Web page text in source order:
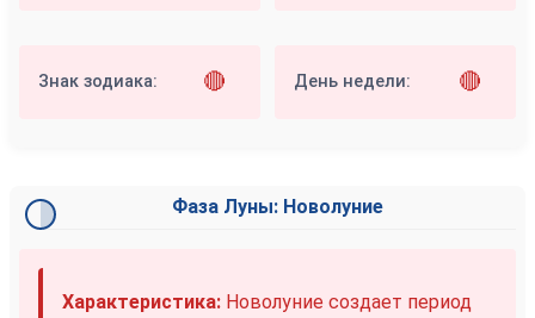
Знак зодиака: 🔴 День недели: 🔴
Фаза Луны: Новолуние
Характеристика: Новолуние создает период